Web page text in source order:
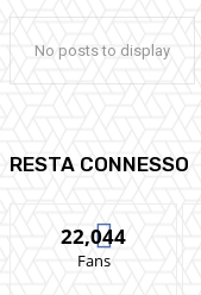
No posts to display
RESTA CONNESSO
22,044
Fans